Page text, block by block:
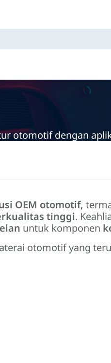
otomotif dengan
OEM otomotif,
tinggi.
untuk komponen
otomotif yang